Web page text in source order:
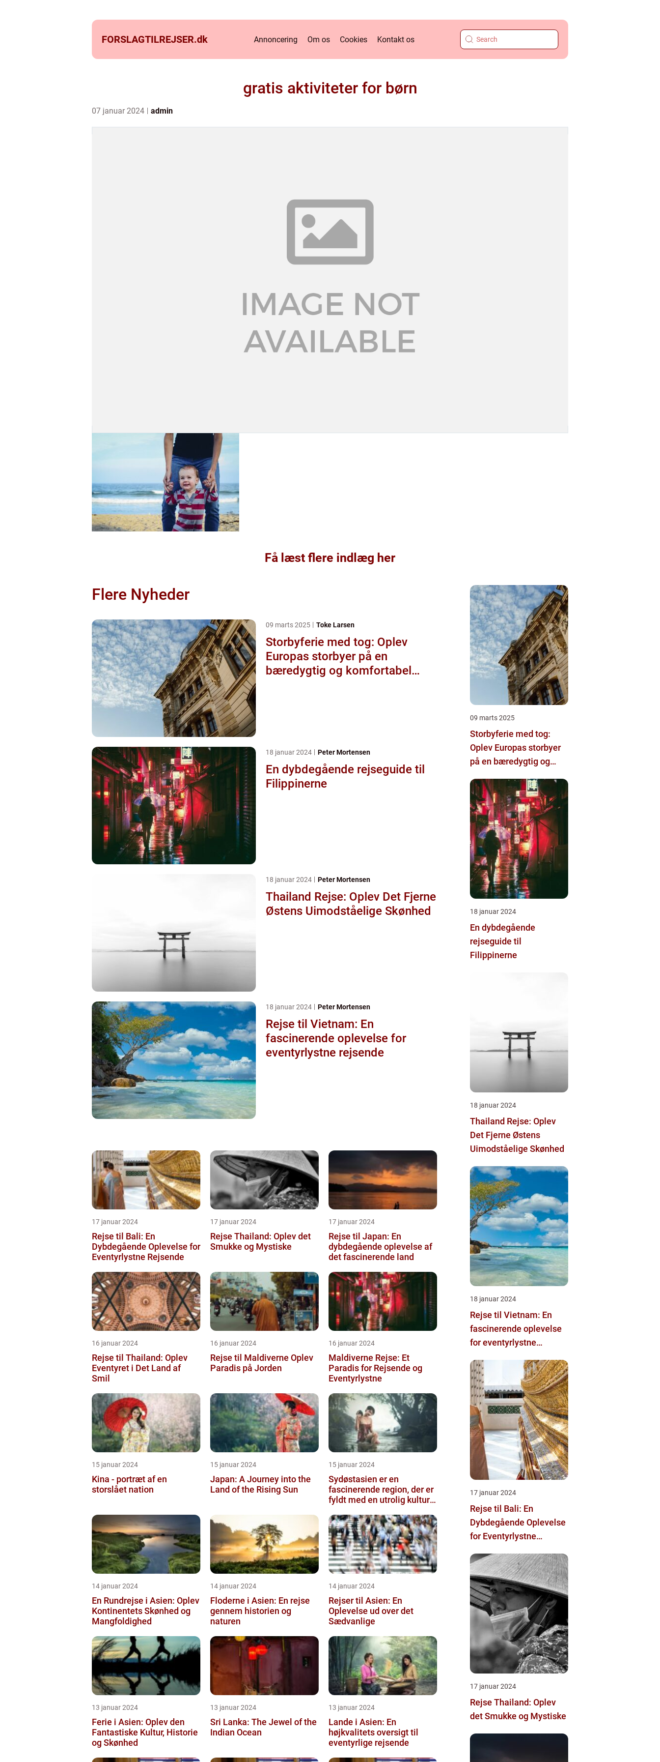
FORSLAGTILREJSER.dk Annoncering Om os Cookies Kontakt os
gratis aktiviteter for børn
07 januar 2024 admin
Få læst flere indlæg her
Flere Nyheder
09 marts 2025 Toke Larsen
Storbyferie med tog: Oplev
Europas storbyer på en
bæredygtig og komfortabel
18 januar 2024 Peter Mortensen
En dybdegående rejseguide til
Filippinerne
18 januar 2024 Peter Mortensen
Thailand Rejse: Oplev Det Fjerne
Østens Uimodståelige Skønhed
18 januar 2024 Peter Mortensen
Rejse til Vietnam: En
fascinerende oplevelse for
eventyrlystne rejsende
17 januar 2024
Rejse til Bali: En
Dybdegående Oplevelse for
Eventyrlystne Rejsende
17 januar 2024
Rejse Thailand: Oplev det
Smukke og Mystiske
17 januar 2024
Rejse til Japan: En
dybdegående oplevelse af
det fascinerende land
16 januar 2024
Rejse til Thailand: Oplev
Eventyret i Det Land af
Smil
16 januar 2024
Rejse til Maldiverne Oplev
Paradis på Jorden
16 januar 2024
Maldiverne Rejse: Et
Paradis for Rejsende og
Eventyrlystne
15 januar 2024
Kina - portræt af en
storslået nation
15 januar 2024
Japan: A Journey into the
Land of the Rising Sun
15 januar 2024
Sydøstasien er en
fascinerende region, der er
fyldt med en utrolig kulturel
14 januar 2024
En Rundrejse i Asien: Oplev
Kontinentets Skønhed og
Mangfoldighed
14 januar 2024
Floderne i Asien: En rejse
gennem historien og
naturen
14 januar 2024
Rejser til Asien: En
Oplevelse ud over det
Sædvanlige
13 januar 2024
Ferie i Asien: Oplev den
Fantastiske Kultur, Historie
og Skønhed
13 januar 2024
Sri Lanka: The Jewel of the
Indian Ocean
13 januar 2024
Lande i Asien: En
højkvalitets oversigt til
eventyrlige rejsende
09 marts 2025
Storbyferie med tog:
Oplev Europas storbyer
på en bæredygtig og
18 januar 2024
En dybdegående
rejseguide til
Filippinerne
18 januar 2024
Thailand Rejse: Oplev
Det Fjerne Østens
Uimodståelige Skønhed
18 januar 2024
Rejse til Vietnam: En
fascinerende oplevelse
for eventyrlystne
17 januar 2024
Rejse til Bali: En
Dybdegående Oplevelse
for Eventyrlystne
17 januar 2024
Rejse Thailand: Oplev
det Smukke og Mystiske